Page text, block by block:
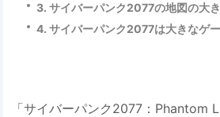
3. サイバーパンク2077の地図の大
4. サイバーパンク2077は大きなゲ
「サイバーパンク2077：Phantom